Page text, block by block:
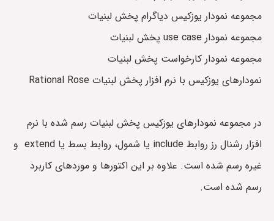
مجموعه نمودار یوزکیس دیاگرام پخش لبنیات
مجموعه نمودار use case پخش لبنیات
مجموعه نمودار کارخواست پخش لبنیات
نمودارهای یوزکیس با نرم افزار پخش لبنیات Rational Rose
در مجموعه نمودارهای یوزکیس پخش لبنیات رسم شده با نرم
افزار رشنال رز روابط include یا شمول، روابط بسط یا extend و
غیره رسم شده است. علاوه بر این اکتورها و موردهای کاربرد
رسم شده است.